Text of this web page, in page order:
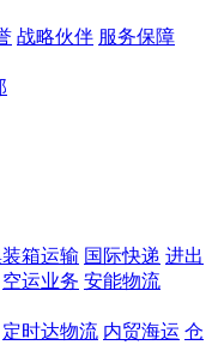
战略伙伴 服务保障
箱运输 国际快递 进出
空运业务 安能物流
定时达物流 内贸海运 仓